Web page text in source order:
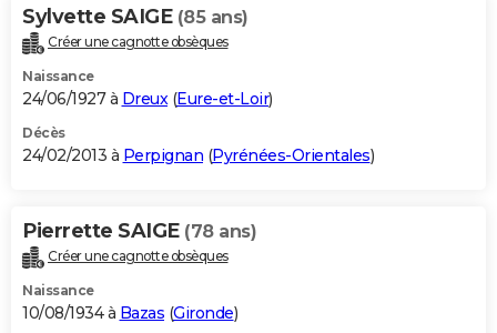
Sylvette SAIGE (85 ans)
Créer une cagnotte obsèques
Naissance
24/06/1927 à Dreux(Eure-et-Loir)
Décès
24/02/2013 à Perpignan (Pyrénées-Orientales)
Pierrette SAIGE (78 ans)
Créer une cagnotte obsèques
Naissance
10/08/1934 à Bazas (Gironde)